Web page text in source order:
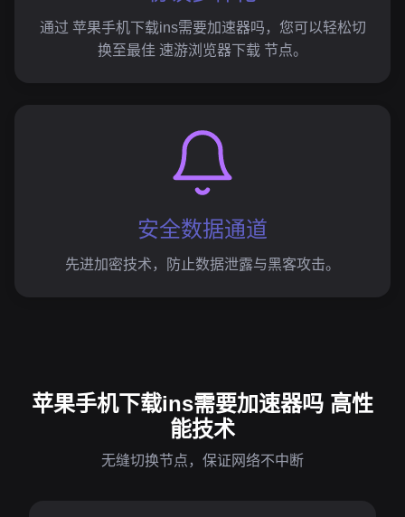
通过 苹果手机下载ins需要加速器吗，您可以轻松切
换至最佳 速游浏览器下载 节点。
安全数据通道
先进加密技术，防止数据泄露与黑客攻击。
苹果手机下载ins需要加速器吗 高性
能技术
无缝切换节点，保证网络不中断